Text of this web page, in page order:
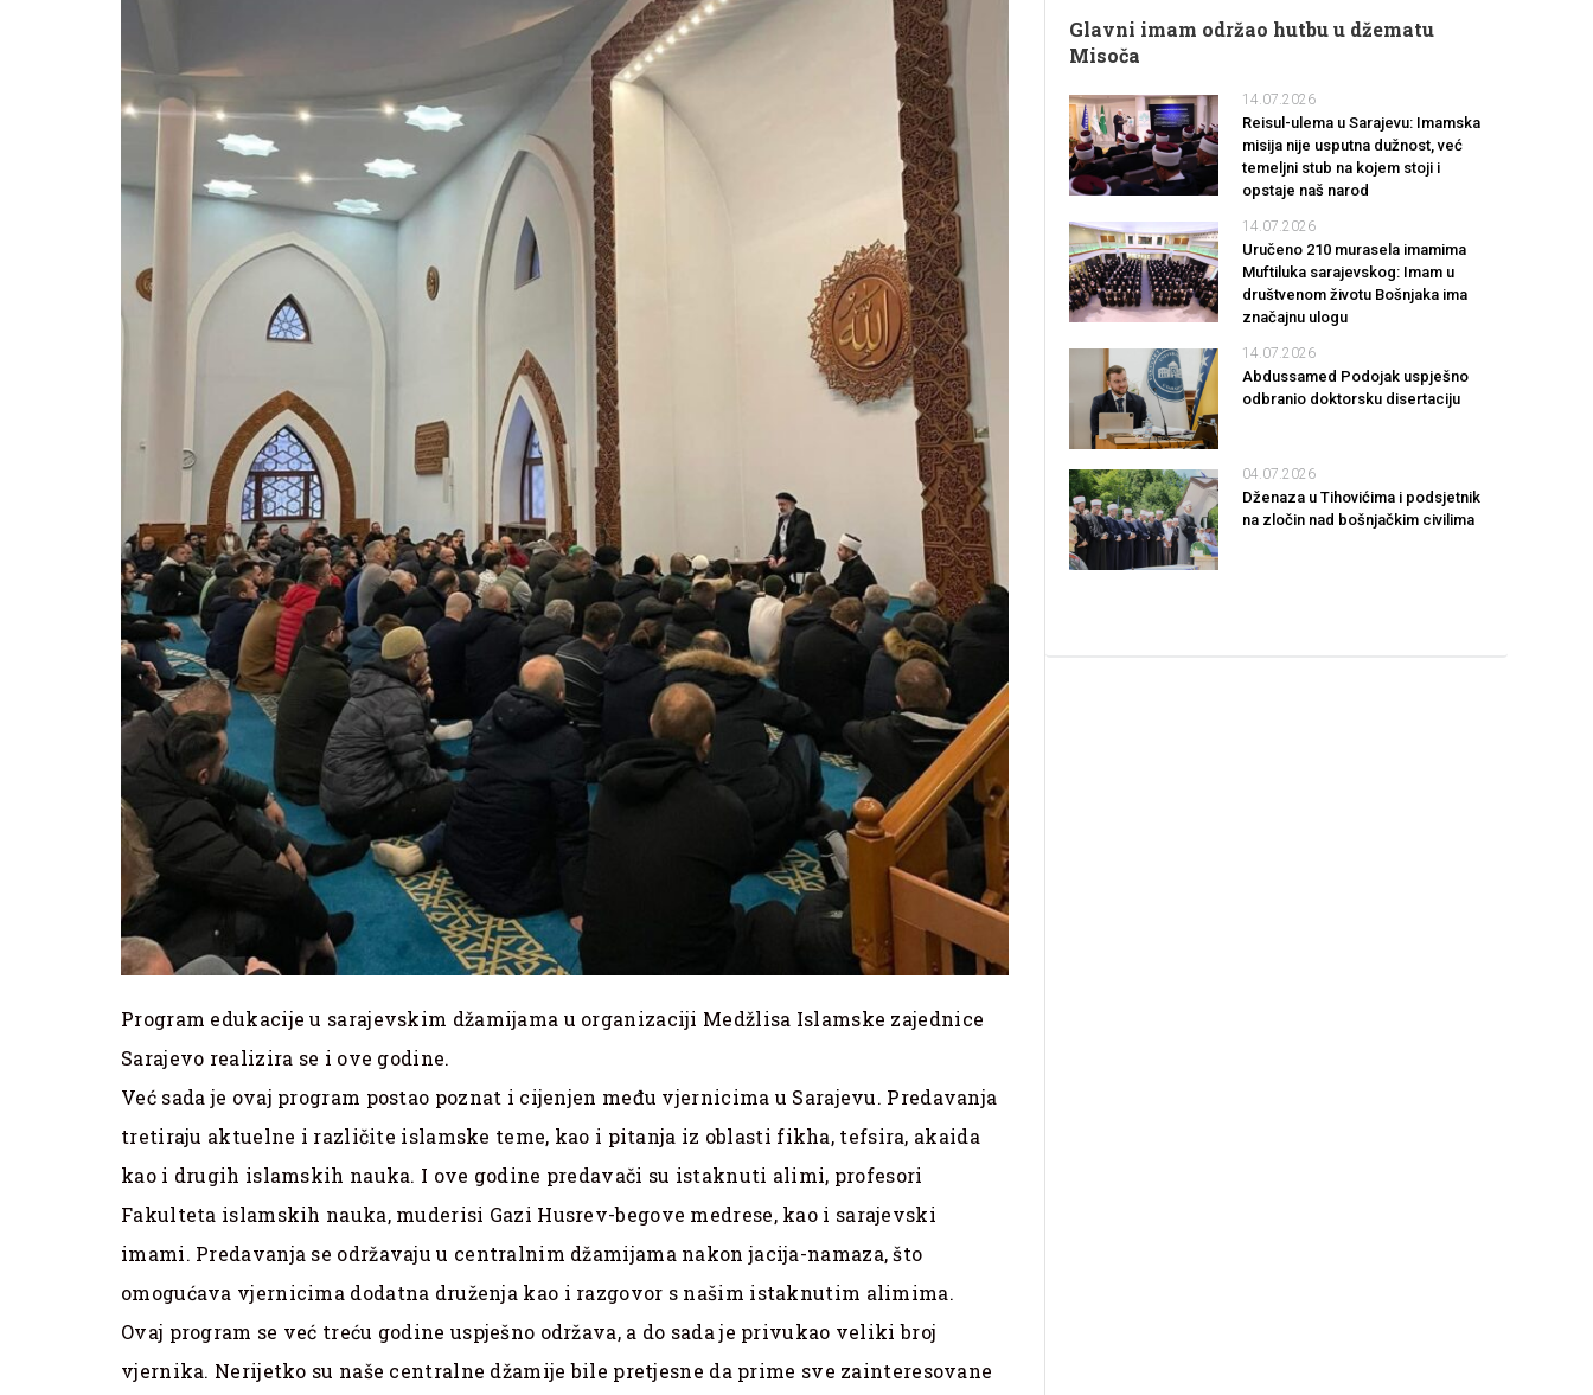
Program edukacije u sarajevskim džamijama u organizaciji Medžlisa Islamske zajednice
Sarajevo realizira se i ove godine.
Već sada je ovaj program postao poznat i cijenjen među vjernicima u Sarajevu. Predavanja
tretiraju aktuelne i različite islamske teme, kao i pitanja iz oblasti fikha, tefsira, akaida
kao i drugih islamskih nauka. I ove godine predavači su istaknuti alimi, profesori
Fakulteta islamskih nauka, muderisi Gazi Husrev-begove medrese, kao i sarajevski
imami. Predavanja se održavaju u centralnim džamijama nakon jacija-namaza, što
omogućava vjernicima dodatna druženja kao i razgovor s našim istaknutim alimima.
Ovaj program se već treću godine uspješno održava, a do sada je privukao veliki broj
vjernika. Nerijetko su naše centralne džamije bile pretjesne da prime sve zainteresovane
Glavni imam održao hutbu u džematu
Misoča
14.07.2026
Reisul-ulema u Sarajevu: Imamska
misija nije usputna dužnost, već
temeljni stub na kojem stoji i
opstaje naš narod
14.07.2026
Uručeno 210 murasela imamima
Muftiluka sarajevskog: Imam u
društvenom životu Bošnjaka ima
značajnu ulogu
14.07.2026
Abdussamed Podojak uspješno
odbranio doktorsku disertaciju
04.07.2026
Dženaza u Tihovićima i podsjetnik
na zločin nad bošnjačkim civilima